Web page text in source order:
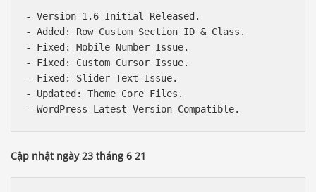
- Version 1.6 Initial Released.
- Added: Row Custom Section ID & Class.
- Fixed: Mobile Number Issue.
- Fixed: Custom Cursor Issue.
- Fixed: Slider Text Issue.
- Updated: Theme Core Files.
Cập nhật ngày 23 tháng 6 21